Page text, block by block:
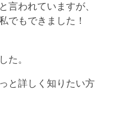
言われていますが、
でもできました！
た。
と詳しく知りたい方